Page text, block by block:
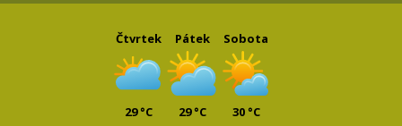
Čtvrtek
29 °C
Pátek
29 °C
Sobota
30 °C